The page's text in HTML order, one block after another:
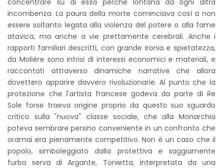
incombenza. La paura della morte cominciava così a non
essere soltanto legata alla violenza del potere o alla fame
atavica, ma anche a vie prettamente cerebrali. Anche i
rapporti familiari descritti, con grande ironia e spietatezza,
da Molière sono intrisi di interessi economici e materiali, e
raccontati attraverso dinamiche narrative che allora
dovettero apparire davvero rivoluzionarie. Al punto che la
protezione che l'artista francese godeva da parte di Re
Sole forse traeva origine proprio da questo suo sguardo
critico sulla "nuova" classe sociale, che alla Monarchia
poteva sembrare persino conveniente in un confronto che
oramai era pienamente competitivo. Non è un caso che il
popolo, simboleggiato dalla protettiva e saggiamente
furba serva di Argante, Tonietta, interpretata da una